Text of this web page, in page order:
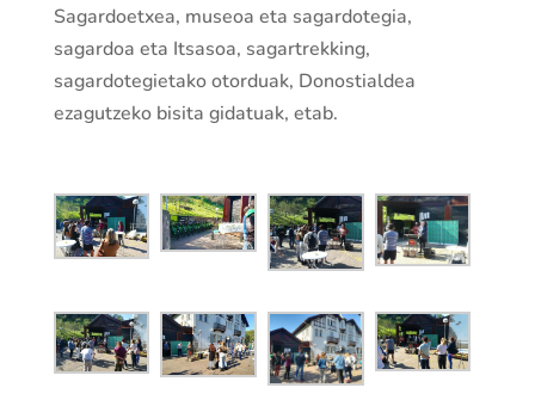
Sagardoetxea, museoa eta sagardotegia,
sagardoa eta Itsasoa, sagartrekking,
sagardotegietako otorduak, Donostialdea
ezagutzeko bisita gidatuak, etab.